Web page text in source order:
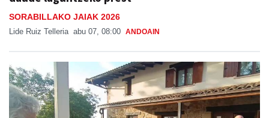
SORABILLAKO JAIAK 2026
Lide Ruiz Telleria abu 07, 08:00 ANDOAIN